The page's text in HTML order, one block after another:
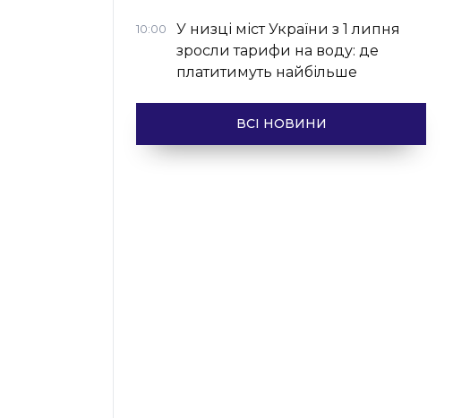
10:00
У низці міст України з 1 липня
зросли тарифи на воду: де
платитимуть найбільше
ВСІ НОВИНИ